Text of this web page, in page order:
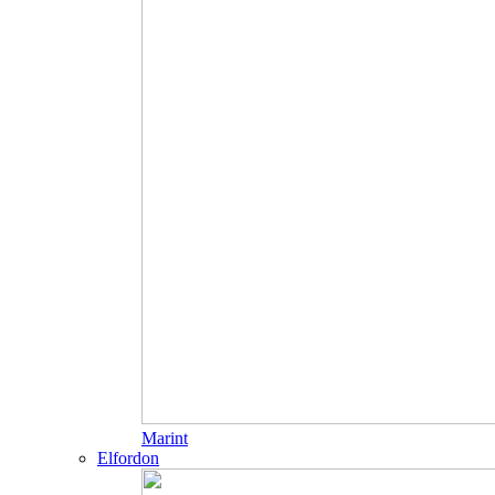
Marint
Elfordon